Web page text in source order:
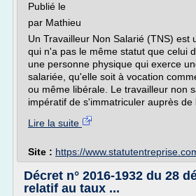
Publié le
par Mathieu
Un Travailleur Non Salarié (TNS) est
qui n'a pas le même statut que celui
une personne physique qui exerce
salariée, qu'elle soit à vocation
ou même libérale. Le travailleur non
impératif de s'immatriculer auprès de
Lire la suite
Site : https://
Décret n° 2016-1932 du 28
relatif au taux ...